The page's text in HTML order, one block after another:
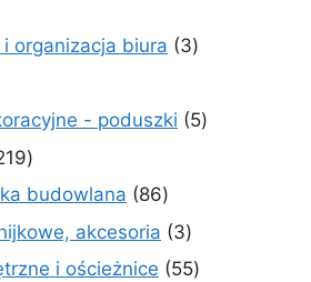
i organizacja biura 33
- poduszki 55
219
produktów
budowlana 8686
produktów
akcesoria 33
produkty
i ościeżnice 5555